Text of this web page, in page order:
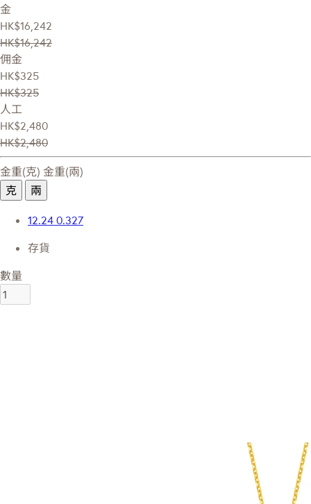
金
HK$16,242
HK$16,242
佣金
HK$325
HK$325
人工
HK$2,480
HK$2,480
金重(克) 金重(兩)
克
兩
12.24 0.327
存貨
數量